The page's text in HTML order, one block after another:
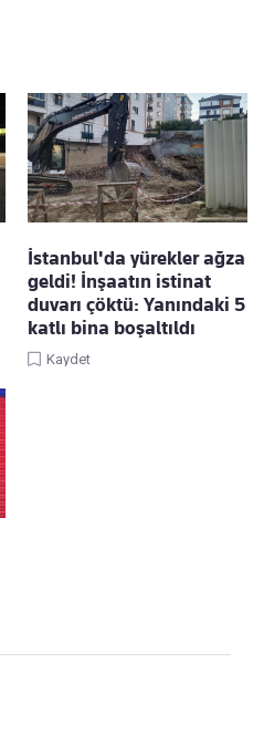
İstanbul'da yürekler ağza
geldi! İnşaatın istinat
duvarı çöktü: Yanındaki 5
katlı bina boşaltıldı
Kaydet